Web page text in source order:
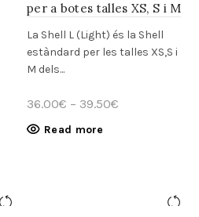
per a botes talles XS, S i M
La Shell L (Light) és la Shell
estàndard per les talles XS,S i
M dels...
36.00€ – 39.50€
Read more